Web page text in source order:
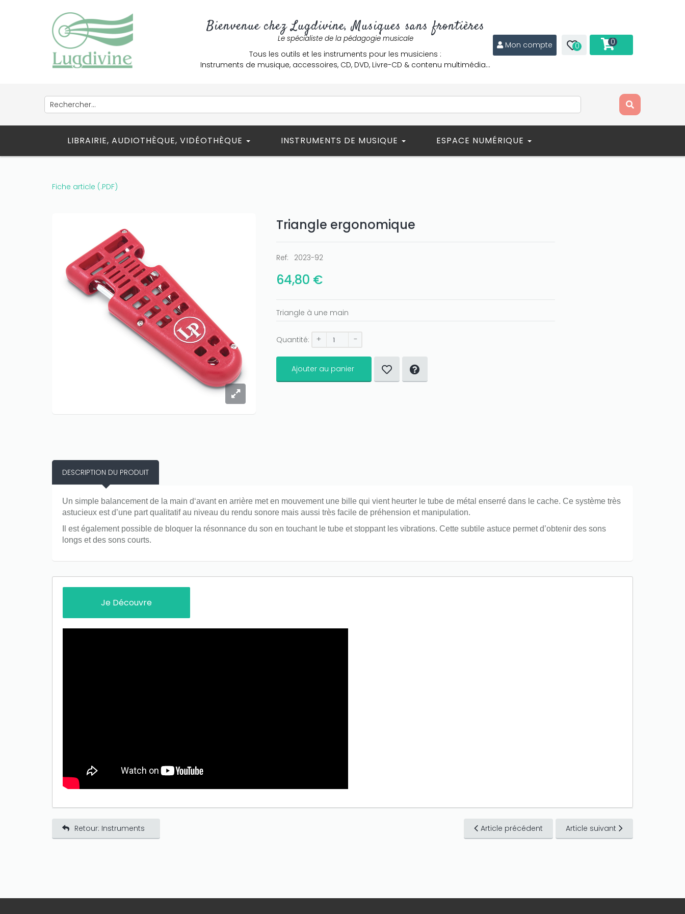
Bienvenue chez Lugdivine, Musiques sans frontières
Le spécialiste de la pédagogie musicale
Tous les outils et les instruments pour les musiciens :
Instruments de musique, accessoires, CD, DVD, Livre-CD & contenu multimédia…
Mon compte 0 0
LIBRAIRIE, AUDIOTHÈQUE, VIDÉOTHÈQUE INSTRUMENTS DE MUSIQUE ESPACE NUMÉRIQUE
Fiche article (.PDF)
Triangle ergonomique
Ref: 2023-92
64,80 €
Triangle à une main
Quantité: + -
Ajouter au panier
DESCRIPTION DU PRODUIT
Un simple balancement de la main d‘avant en arrière met en mouvement une bille qui vient heurter le tube de métal enserré dans le cache. Ce système très
astucieux est d’une part qualitatif au niveau du rendu sonore mais aussi très facile de préhension et manipulation.
Il est également possible de bloquer la résonnance du son en touchant le tube et stoppant les vibrations. Cette subtile astuce permet d’obtenir des sons
longs et des sons courts.
Je Découvre
Retour: Instruments Article précédent Article suivant
Joo casinoif you really
want to win a huge amount on your